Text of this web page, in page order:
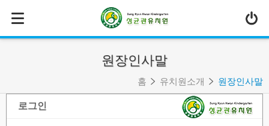
원장인사말
홈 유치원소개 원장인사말
로그인
MENU
- 연혁
- 교육이념